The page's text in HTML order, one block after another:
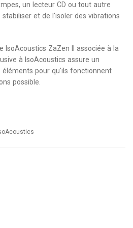
un lecteur CD ou tout autre
et de l'isoler des vibrations
IsoAcoustics ZaZen II associée à la
à IsoAcoustics assure un
éléments pour qu'ils fonctionnent
possible.